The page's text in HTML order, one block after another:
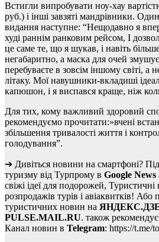
Встигли випробувати ноу-хау
руб.) і інші завзяті мандрівники.
видання наступне: “Нещодавно я
худі раннім ранковим рейсом, І
це саме те, що я шукав, і навіть
негабаритно, а маска для очей
перебуваєте в зовсім іншому світі, а
літаку. Мої навушники-вкладиші
капюшон, і я виспався краще, ніж
Для тих, кому важливий здоровий
рекомендуємо прочитати:»вчені
збільшення тривалості життя і
голодування”.
➔ Дивіться новини на смартфоні?
туризму від Турпрому в Google News
свіжі ідеї для подорожей,
розпродажів турів і авіаквитків! Або
туристичних новин на
PULSE.MAIL.RU. також
Канал новин в Telegram: https://t.me/